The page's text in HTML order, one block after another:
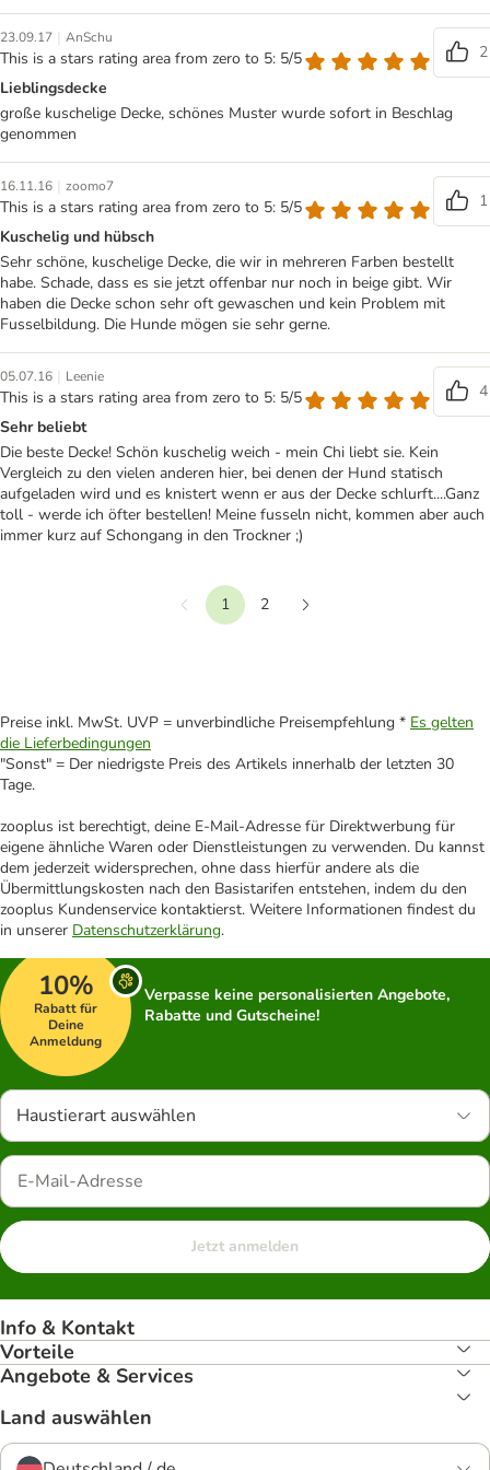
23.09.17 | AnSchu
This is a stars rating area from zero to 5: 5/5
2
Lieblingsdecke
große kuschelige Decke, schönes Muster wurde sofort in Beschlag
genommen
16.11.16 | zoomo7
This is a stars rating area from zero to 5: 5/5
1
Kuschelig und hübsch
Sehr schöne, kuschelige Decke, die wir in mehreren Farben bestellt
habe. Schade, dass es sie jetzt offenbar nur noch in beige gibt. Wir
haben die Decke schon sehr oft gewaschen und kein Problem mit
Fusselbildung. Die Hunde mögen sie sehr gerne.
05.07.16 | Leenie
This is a stars rating area from zero to 5: 5/5
4
Sehr beliebt
Die beste Decke! Schön kuschelig weich - mein Chi liebt sie. Kein
Vergleich zu den vielen anderen hier, bei denen der Hund statisch
aufgeladen wird und es knistert wenn er aus der Decke schlurft....Ganz
toll - werde ich öfter bestellen! Meine fusseln nicht, kommen aber auch
immer kurz auf Schongang in den Trockner ;)
Vorherige
1
2
Preise inkl. MwSt. UVP = unverbindliche Preisempfehlung * Es gelten
die Lieferbedingungen
"Sonst" = Der niedrigste Preis des Artikels innerhalb der letzten 30
Tage.
zooplus ist berechtigt, deine E-Mail-Adresse für Direktwerbung für
eigene ähnliche Waren oder Dienstleistungen zu verwenden. Du kannst
dem jederzeit widersprechen, ohne dass hierfür andere als die
Übermittlungskosten nach den Basistarifen entstehen, indem du den
zooplus Kundenservice kontaktierst. Weitere Informationen findest du
in unserer Datenschutzerklärung.
10%
Rabatt für
Deine
Anmeldung
Verpasse keine personalisierten Angebote,
Rabatte und Gutscheine!
Haustierart auswählen
Jetzt anmelden
Info & Kontakt
Vorteile
Angebote & Services
Land auswählen